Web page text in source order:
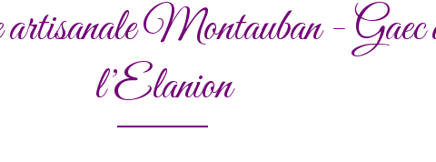
artisanale Montauban - Gaec
l’Elanion